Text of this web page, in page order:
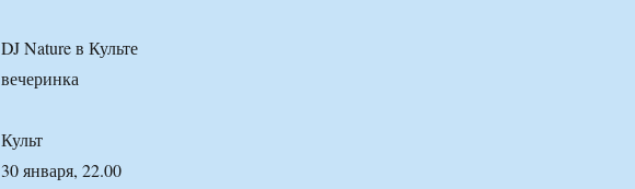
DJ Nature в Культе
вечеринка
Культ
30 января, 22.00